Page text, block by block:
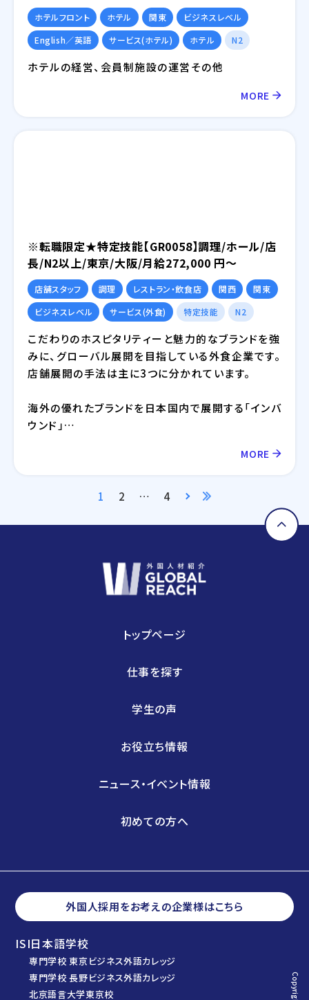
ホテルフロント ホテル 関東
ビジネスレベル
English／英語
サービス(ホテル) ホテル N2
ホテルの経営、会員制施設の運営その他
MORE
※転職限定★特定技能【GR0058】調理/ホール/店
⾧/N2以上/東京/大阪/月給272,000 円～
店舗スタッフ 調理 レストラン・飲食店 関西
関東
ビジネスレベル
サービス(外食) 特定技能 N2
こだわりのホスピタリティーと魅力的なブランドを強
みに、グローバル展開を目指している外食企業です。
店舗展開の手法は主に3つに分かれています。
海外の優れたブランドを日本国内で展開する「インバ
ウンド」
自社ブランドやノウハウを海外に展開する「アウトバ
インバウンド事業では、海外の人気飲食ブランドを日
ドメスティック事業では、時代のニーズに合わせて自
社ブランドを開発・拡大しています。
アウトバウンド事業では、アジアや北米など複数の
MORE
1 2 … 4
トップページ
仕事を探す
学生の声
お役立ち情報
ニュース・イベント情報
初めての方へ
外国人採用をお考えの企業様はこちら
ISI日本語学校
専門学校 東京ビジネス外語カレッジ
専門学校 長野ビジネス外語カレッジ
北京語言大学東京校